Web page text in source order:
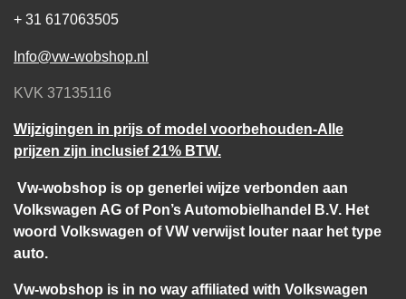
+ 31 617063505
Info@vw-wobshop.nl
KVK 37135116
Wijzigingen in prijs of model voorbehouden-Alle
prijzen zijn inclusief 21% BTW.
Vw-wobshop is op generlei wijze verbonden aan
Volkswagen AG of Pon’s Automobielhandel B.V. Het
woord Volkswagen of VW verwijst louter naar het type
auto.
Vw-wobshop is in no way affiliated with Volkswagen